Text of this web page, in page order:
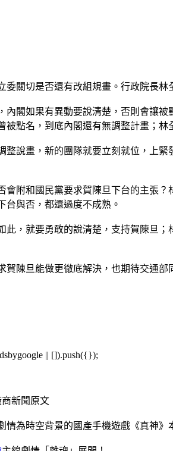
委關切是否還有改組規畫。行政院長
內閣如果有異動要說清楚，否則會讓
被點名，到底內閣還有無調整計畫；林
整說畫，新的團隊就要立刻就位，上
會附和國民黨要求賀陳旦下台的主張
台與否，都還過度不成熟。
此，就要勇敢的說清楚，支持賀陳旦
賀陳旦能做更徹底解決，也期待交通
|| []).push({});
新聞原文
情為時空背景的國產手機遊戲《真神